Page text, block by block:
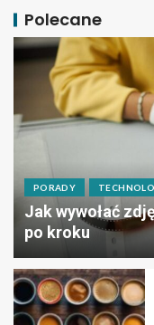
Polecane
PORADY
Jak wywołać
po kroku